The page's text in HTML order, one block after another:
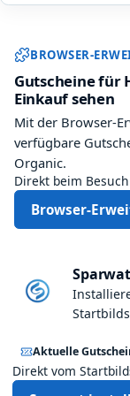
Sparwat
BROWSER-
Gutscheine für
Einkauf sehen
Mit der Browser-
verfügbare
Organic.
Direkt beim
Browser-
Aktuelle
Direkt vom